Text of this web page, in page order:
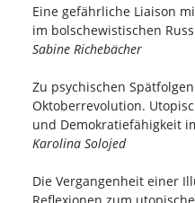
Eine gefährliche Liaison
im bolschewistischen
Sabine Richebächer
Zu psychischen
Oktoberrevolution.
und Demokratiefähigkeit
Karolina Solojed
Die Vergangenheit einer